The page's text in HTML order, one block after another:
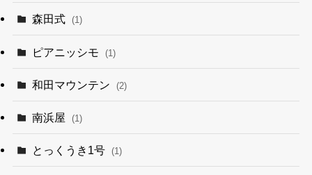
森田式 (1)
ピアニッシモ (1)
和田マウンテン (2)
南浜屋 (1)
とっくうき1号 (1)